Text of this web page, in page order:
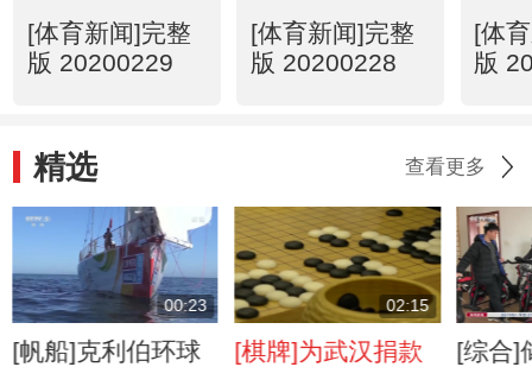
[体育新闻]完整
版 20200229
[体育新闻]完整
版 20200228
[体
版
精选 查看更多
00:23
[帆船]克利伯环球
02:15
[棋牌]为武汉捐款
[综合]